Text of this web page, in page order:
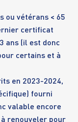
ou vétérans < 65
certificat
ans (il est donc
certains et à
en 2023-2024,
fourni
valable encore
renouveler pour